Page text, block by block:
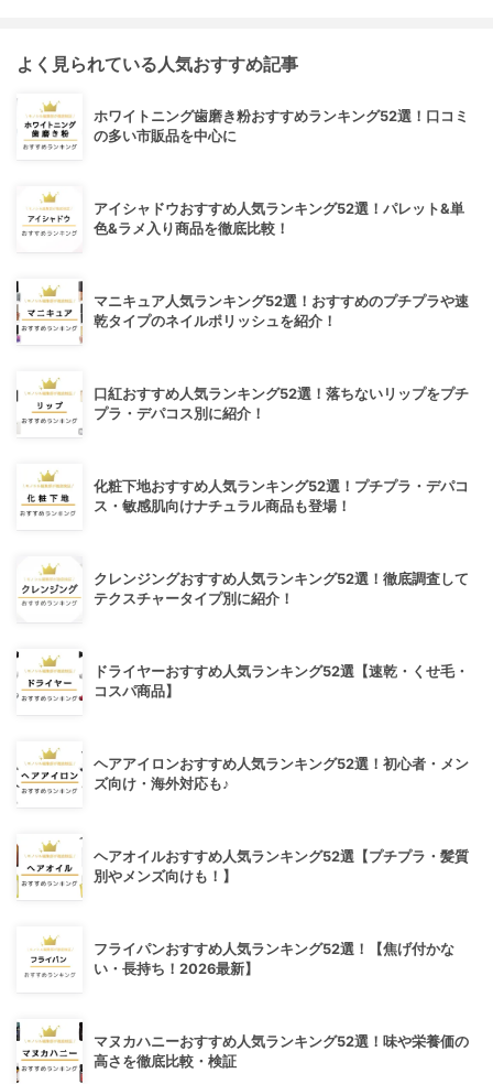
よく見られている人気おすすめ記事
ホワイトニング歯磨き粉おすすめランキング52選！口コミ
の多い市販品を中心に
アイシャドウおすすめ人気ランキング52選！パレット&単
色&ラメ入り商品を徹底比較！
マニキュア人気ランキング52選！おすすめのプチプラや速
乾タイプのネイルポリッシュを紹介！
口紅おすすめ人気ランキング52選！落ちないリップをプチ
プラ・デパコス別に紹介！
化粧下地おすすめ人気ランキング52選！プチプラ・デパコ
ス・敏感肌向けナチュラル商品も登場！
クレンジングおすすめ人気ランキング52選！徹底調査して
テクスチャータイプ別に紹介！
ドライヤーおすすめ人気ランキング52選【速乾・くせ毛・
コスパ商品】
ヘアアイロンおすすめ人気ランキング52選！初心者・メン
ズ向け・海外対応も♪
ヘアオイルおすすめ人気ランキング52選【プチプラ・髪質
別やメンズ向けも！】
フライパンおすすめ人気ランキング52選！【焦げ付かな
い・長持ち！2026最新】
マヌカハニーおすすめ人気ランキング52選！味や栄養価の
高さを徹底比較・検証